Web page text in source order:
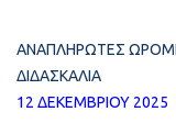
ΑΝΑΠΛΗΡΩΤΈΣ
ΔΙΔΑΣΚΑΛΊΑ
12 ΔΕΚΕΜΒΡΊΟΥ 2025